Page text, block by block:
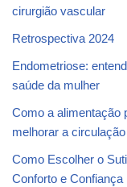
cirurgião vascular
Retrospectiva 2024
Endometriose:
saúde da mulher
Como a alimentação
melhorar a
Como Escolher o
Conforto e Confiança